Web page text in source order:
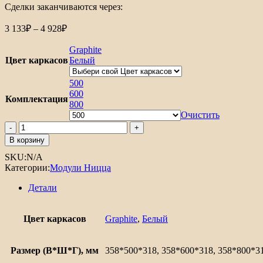
Сделки заканчиваются через:
3 133₽ – 4 928₽Диапазон
3
133₽
4
928₽
Цвет каркасов
Graphite
Белый
Комплектация
500
600
800
Очистить
Количество
товара
Шкаф
верхний
горизонтальный
В корзину
SKU:N/A
Категории:Модули Ницца
Детали
Цвет каркасов Graphite, Белый
Размер (В*Ш*Г), мм 358*500*318, 358*600*318,